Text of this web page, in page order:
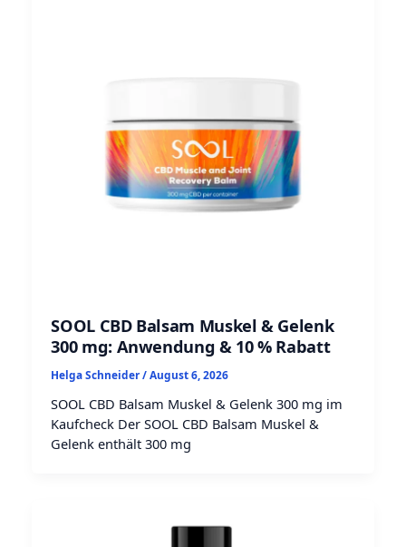
SOOL CBD Balsam Muskel & Gelenk
300 mg: Anwendung & 10 % Rabatt
Helga Schneider/August 6, 2026
SOOL CBD Balsam Muskel & Gelenk 300 mg im
Kaufcheck Der SOOL CBD Balsam Muskel &
Gelenk enthält 300 mg